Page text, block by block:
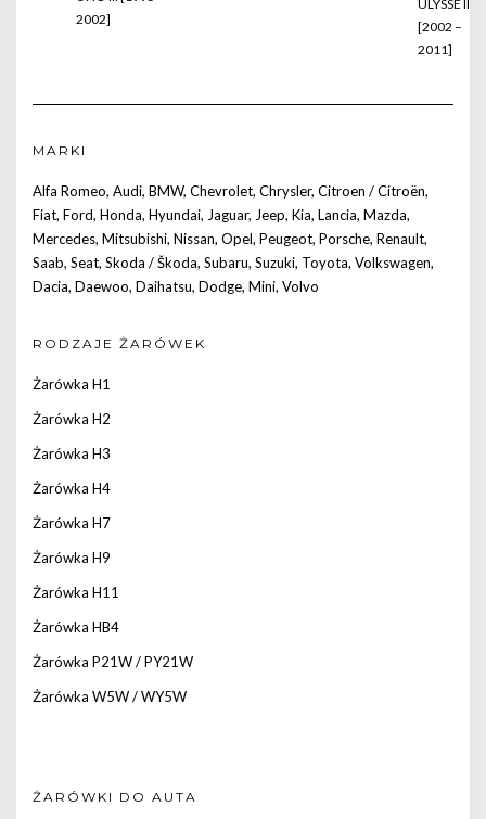
2002]
ULYSSE II
[2002 –
2011]
MARKI
Alfa Romeo, Audi, BMW, Chevrolet, Chrysler, Citroen / Citroën,
Fiat, Ford, Honda, Hyundai, Jaguar, Jeep, Kia, Lancia, Mazda,
Mercedes, Mitsubishi, Nissan, Opel, Peugeot, Porsche, Renault,
Saab, Seat, Skoda / Škoda, Subaru, Suzuki, Toyota, Volkswagen,
Dacia, Daewoo, Daihatsu, Dodge, Mini, Volvo
RODZAJE ŻARÓWEK
Żarówka H1
Żarówka H2
Żarówka H3
Żarówka H4
Żarówka H7
Żarówka H9
Żarówka H11
Żarówka HB4
Żarówka P21W / PY21W
Żarówka W5W / WY5W
ŻARÓWKI DO AUTA